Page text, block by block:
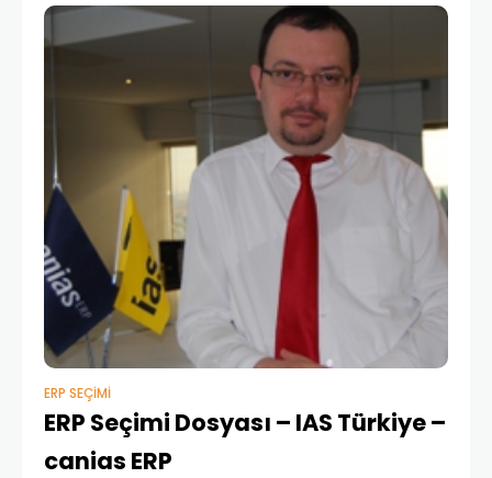
arasında yıllardır süren değişim programı
ERP SEÇIMI
ERP Seçimi Dosyası – IAS Türkiye –
canias ERP